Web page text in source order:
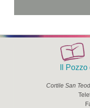
Il
Cortile San